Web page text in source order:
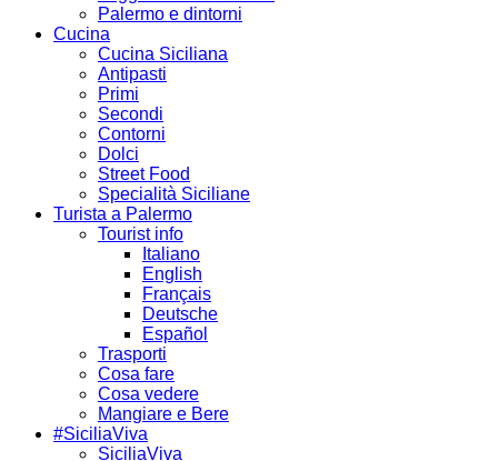
Palermo e dintorni
Cucina
Cucina Siciliana
Antipasti
Primi
Secondi
Contorni
Dolci
Street Food
Specialità Siciliane
Turista a Palermo
Tourist info
Italiano
English
Français
Deutsche
Español
Trasporti
Cosa fare
Cosa vedere
Mangiare e Bere
#SiciliaViva
SiciliaViva